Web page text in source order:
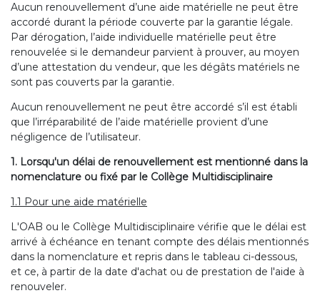
Aucun renouvellement d’une aide matérielle ne peut être
accordé durant la période couverte par la garantie légale.
Par dérogation, l’aide individuelle matérielle peut être
renouvelée si le demandeur parvient à prouver, au moyen
d’une attestation du vendeur, que les dégâts matériels ne
sont pas couverts par la garantie.
Aucun renouvellement ne peut être accordé s’il est établi
que l’irréparabilité de l’aide matérielle provient d’une
négligence de l’utilisateur.
1. Lorsqu'un délai de renouvellement est mentionné dans la
nomenclature ou fixé par le Collège Multidisciplinaire
1.1 Pour une aide matérielle
L'OAB ou le Collège Multidisciplinaire vérifie que le délai est
arrivé à échéance en tenant compte des délais mentionnés
dans la nomenclature et repris dans le tableau ci-dessous,
et ce, à partir de la date d'achat ou de prestation de l'aide à
renouveler.